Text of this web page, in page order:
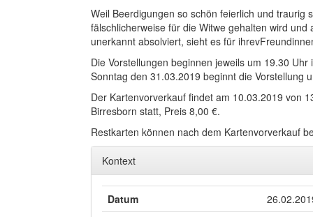
Weil Beerdigungen so schön feierlich und
fälschlicherweise für die Witwe gehalten wird
unerkannt absolviert, sieht es für
Die Vorstellungen beginnen jeweils um 19.30
Sonntag den 31.03.2019 beginnt die Vorstellung
Der Kartenvorverkauf findet am 10.03.2019 von
Birresborn statt, Preis 8,00 €.
Restkarten können nach dem Kartenvorverkauf
Kontext
Datum